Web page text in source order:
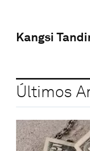
Kangsi
Últimos